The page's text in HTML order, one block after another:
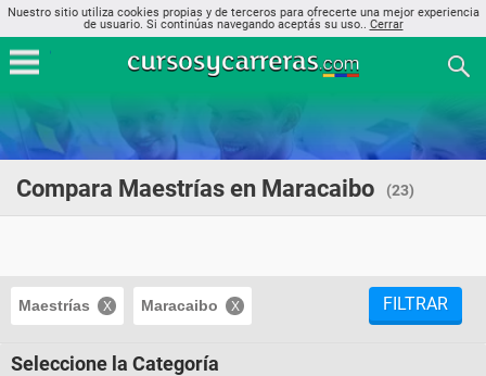
Nuestro sitio utiliza cookies propias y de terceros para ofrecerte una mejor experiencia
de usuario. Si continúas navegando aceptás su uso.. Cerrar
Compara Maestrías en Maracaibo (23)
Maestrías Maracaibo FILTRAR
Seleccione la Categoría